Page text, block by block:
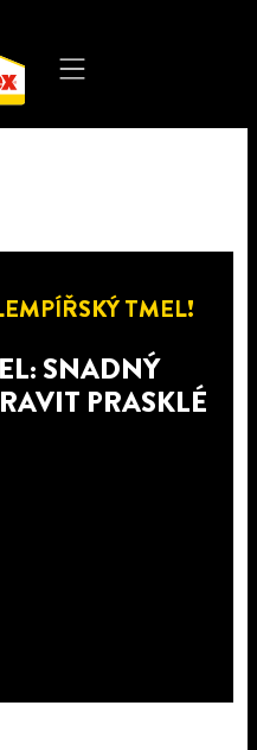
TMEL!
SNADNÝ
PRASKLÉ